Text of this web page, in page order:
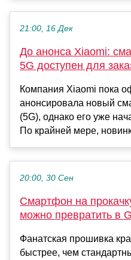
21:00, 16 Дек
До анонса Xiaomi:
5G доступен для
Компания Xiaomi пока
анонсировала новый
(5G), однако его уже
По крайней мере,
20:00, 30 Сен
Смартфон на
можно превратить в
Фанатская прошивка
быстрее, чем